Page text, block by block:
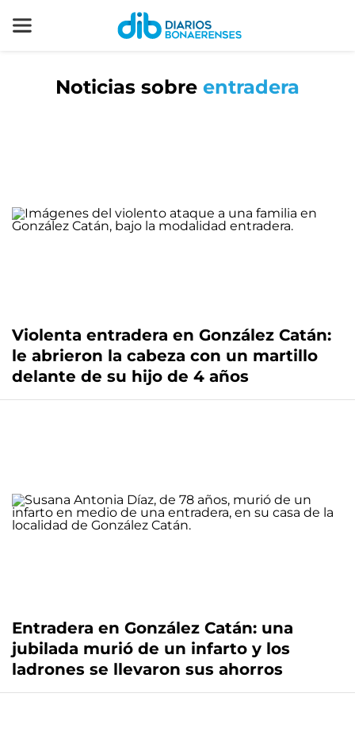
Noticias sobre entradera
Violenta entradera en González Catán:
le abrieron la cabeza con un martillo
delante de su hijo de 4 años
Entradera en González Catán: una
jubilada murió de un infarto y los
ladrones se llevaron sus ahorros